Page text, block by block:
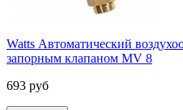
Watts Автоматический
запорным клапаном MV 8
693 руб